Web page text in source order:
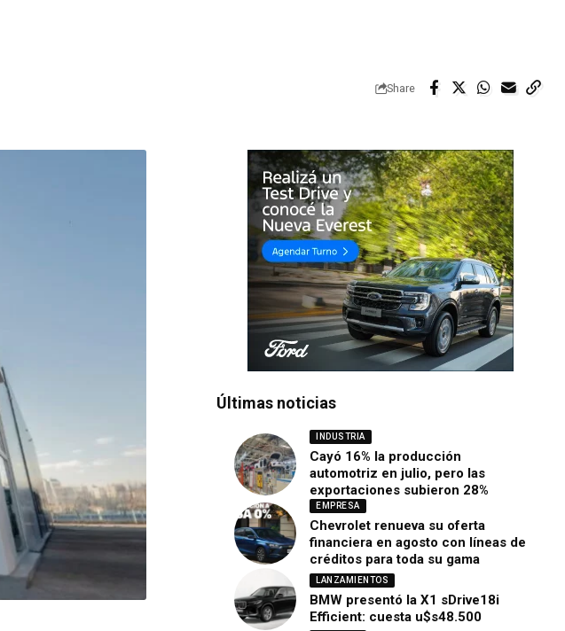
Share
Últimas noticias
INDUSTRIA
Cayó 16% la producción
automotriz en julio, pero las
exportaciones subieron 28%
EMPRESA
Chevrolet renueva su oferta
financiera en agosto con líneas de
créditos para toda su gama
LANZAMIENTOS
BMW presentó la X1 sDrive18i
Efficient: cuesta u$s48.500